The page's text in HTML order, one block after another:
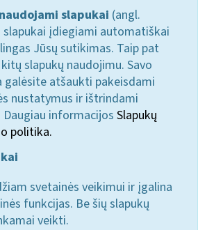
slapukai (angl.
įdiegiami automatiškai
Jūsų sutikimas. Taip pat
slapukų naudojimu. Savo
atšaukti pakeisdami
nustatymus ir ištrindami
informacijos Slapukų
politika.
svetainės veikimui ir įgalina
funkcijas. Be šių slapukų
veikti.